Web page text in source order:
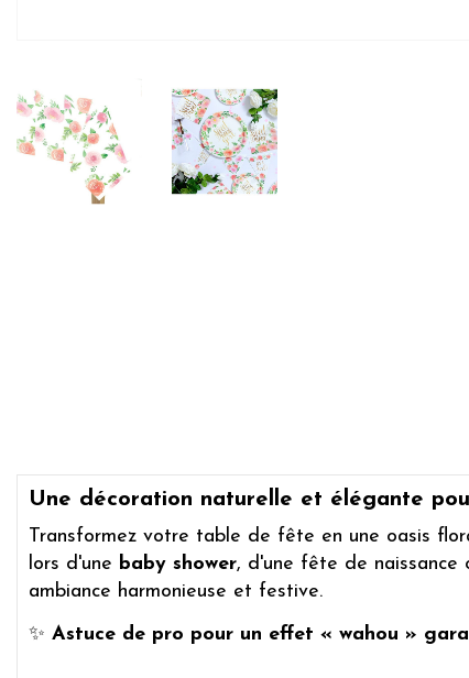
Une décoration naturelle et élégante
Transformez votre table de fête en une oasis
lors d'une baby shower, d'une fête de
ambiance harmonieuse et festive.
✨ Astuce de pro pour un effet « wahou »